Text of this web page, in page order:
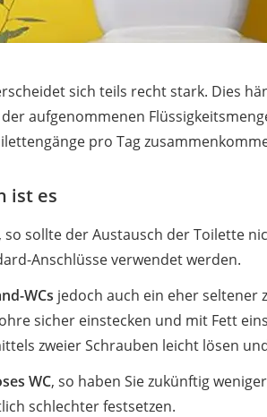
sich teils recht stark. Dies
aufgenommenen
pro Tag
ist es
sollte der Austausch der Toilette
Anschlüsse verwendet werden.
WCs jedoch auch ein eher seltener
sicher einstecken und mit Fett
zweier Schrauben leicht lösen
WC, so haben Sie zukünftig
schlechter festsetzen.